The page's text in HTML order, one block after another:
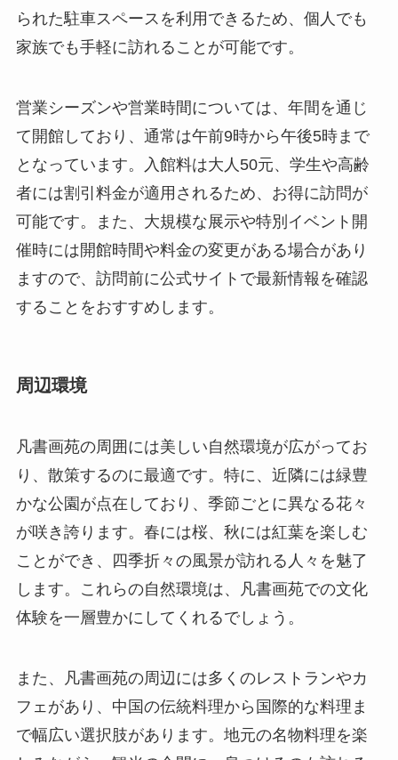
られた駐車スペースを利用できるため、個人でも
家族でも手軽に訪れることが可能です。
営業シーズンや営業時間については、年間を通じ
て開館しており、通常は午前9時から午後5時まで
となっています。入館料は大人50元、学生や高齢
者には割引料金が適用されるため、お得に訪問が
可能です。また、大規模な展示や特別イベント開
催時には開館時間や料金の変更がある場合があり
ますので、訪問前に公式サイトで最新情報を確認
することをおすすめします。
周辺環境
凡書画苑の周囲には美しい自然環境が広がってお
り、散策するのに最適です。特に、近隣には緑豊
かな公園が点在しており、季節ごとに異なる花々
が咲き誇ります。春には桜、秋には紅葉を楽しむ
ことができ、四季折々の風景が訪れる人々を魅了
します。これらの自然環境は、凡書画苑での文化
体験を一層豊かにしてくれるでしょう。
また、凡書画苑の周辺には多くのレストランやカ
フェがあり、中国の伝統料理から国際的な料理ま
で幅広い選択肢があります。地元の名物料理を楽